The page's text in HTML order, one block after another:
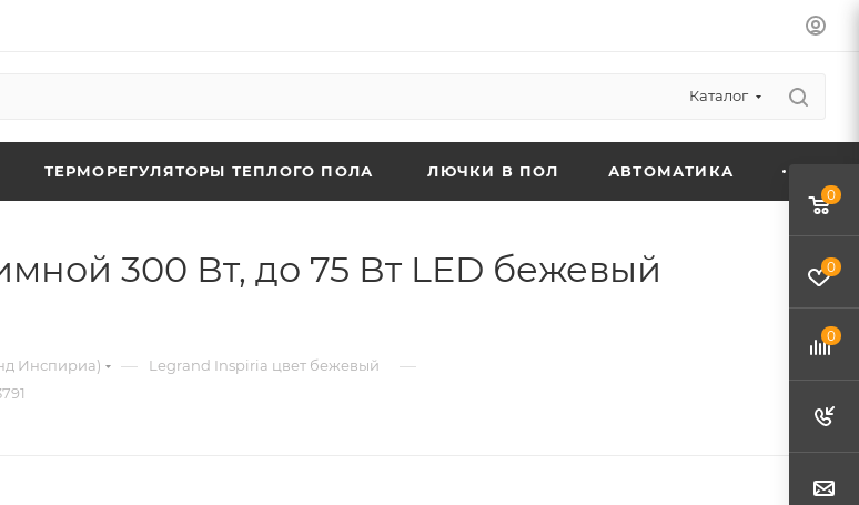
Каталог
ТЕРМОРЕГУЛЯТОРЫ ТЕПЛОГО ПОЛА ЛЮЧКИ В ПОЛ АВТОМАТИКА
300 Вт, до 75 Вт LED бежевый
Инспириа) — Legrand Inspiria цвет бежевый —
0
0
0